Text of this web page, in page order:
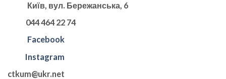
Київ, вул. Бережанська, 6
044 464 22 74
Facebook
Instagram
ctkum@ukr.net